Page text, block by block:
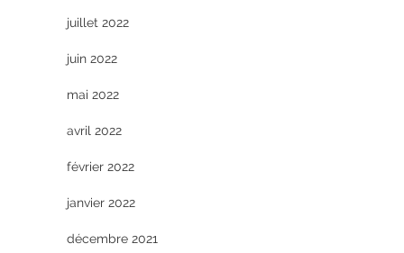
juillet 2022
juin 2022
mai 2022
avril 2022
février 2022
janvier 2022
décembre 2021